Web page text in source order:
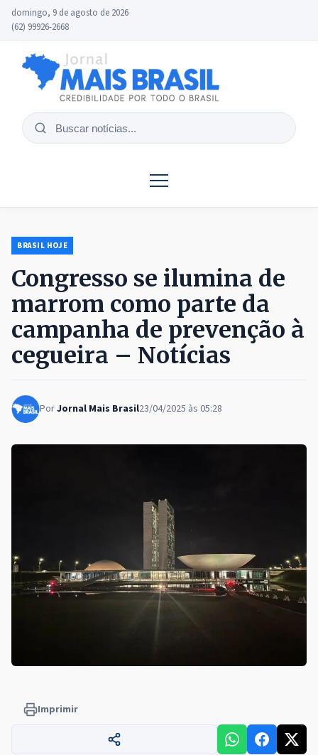
domingo, 9 de agosto de 2026
(62) 99926-2668
Buscar
BRASIL HOJE
Congresso se ilumina de
marrom como parte da
campanha de prevenção à
cegueira – Notícias
PorJornal Mais Brasil23/04/2025 às 05:28
Imprimir